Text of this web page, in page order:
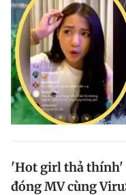
'Hot girl thả thính'
đóng MV cùng